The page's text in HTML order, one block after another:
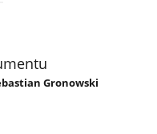
Gronowski